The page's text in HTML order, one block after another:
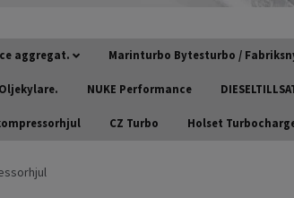
aggregat. Marinturbo Bytesturbo /
NUKE Performance
CZ Turbo Holset